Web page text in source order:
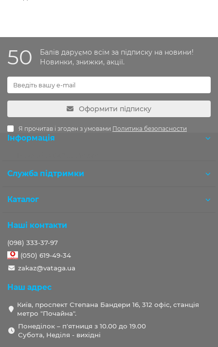
50
Балів даруємо всім за підписку на новини!
Новинки, знижки, акції.
Оформити підписку
Я прочитав і згоден з умовами Политика безопасности
Інформація
Служба підтримки
Каталог
Наші контакти
(098) 333-37-97
(050) 619-49-34
zakaz@vataga.ua
Наш адрес
Київ, проспект Степана Бандери 16, 312 офіс, станція
метро "Почайна".
Понеділок – п'ятниця з 10.00 до 19.00
Субота, Неділя - вихідні